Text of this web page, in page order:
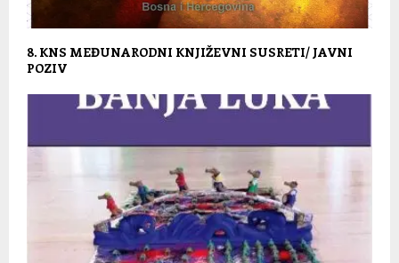
8. KNS MEĐUNARODNI KNJIŽEVNI SUSRETI/ JAVNI
POZIV